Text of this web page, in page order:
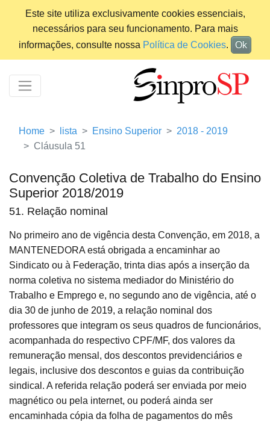
Este site utiliza exclusivamente cookies essenciais,
necessários para seu funcionamento. Para mais
informações, consulte nossa Política de Cookies. Ok
Home lista Ensino Superior
2018 - 2019
Cláusula 51
Convenção Coletiva de Trabalho do Ensino
Superior 2018/2019
51. Relação nominal
No primeiro ano de vigência desta Convenção, em 2018, a
MANTENEDORA está obrigada a encaminhar ao
Sindicato ou à Federação, trinta dias após a inserção da
norma coletiva no sistema mediador do Ministério do
Trabalho e Emprego e, no segundo ano de vigência, até o
dia 30 de junho de 2019, a relação nominal dos
professores que integram os seus quadros de funcionários,
acompanhada do respectivo CPF/MF, dos valores da
remuneração mensal, dos descontos previdenciários e
legais, inclusive dos descontos e guias da contribuição
sindical. A referida relação poderá ser enviada por meio
magnético ou pela internet, ou poderá ainda ser
encaminhada cópia da folha de pagamentos do mês